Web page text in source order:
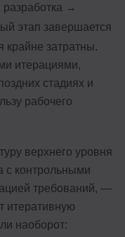
→
этап завершается
крайне затратны.
итерациями,
стадиях и
рабочего
верхнего уровня
с контрольными
требований, —
итеративную
наоборот: